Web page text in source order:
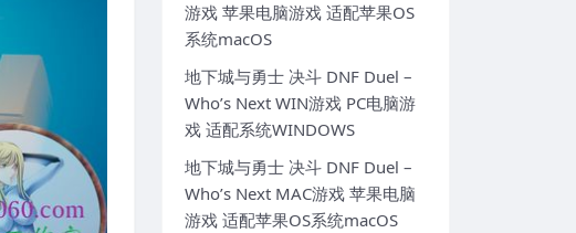
游戏 苹果电脑游戏 适配苹果OS
系统macOS
地下城与勇士 决斗 DNF Duel –
Who’s Next WIN游戏 PC电脑游
戏 适配系统WINDOWS
地下城与勇士 决斗 DNF Duel –
Who’s Next MAC游戏 苹果电脑
游戏 适配苹果OS系统macOS